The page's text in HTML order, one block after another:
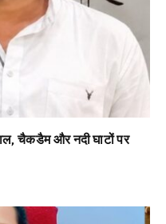
चैकडैम और नदी घाटों पर